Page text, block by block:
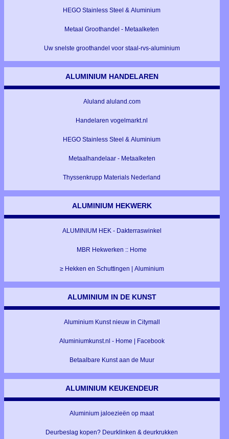
HEGO Stainless Steel & Aluminium
Metaal Groothandel - Metaalketen
Uw snelste groothandel voor staal-rvs-aluminium
ALUMINIUM HANDELAREN
Aluland aluland.com
Handelaren vogelmarkt.nl
HEGO Stainless Steel & Aluminium
Metaalhandelaar - Metaalketen
Thyssenkrupp Materials Nederland
ALUMINIUM HEKWERK
ALUMINIUM HEK - Dakterraswinkel
MBR Hekwerken :: Home
≥ Hekken en Schuttingen | Aluminium
ALUMINIUM IN DE KUNST
Aluminium Kunst nieuw in Citymall
Aluminiumkunst.nl - Home | Facebook
Betaalbare Kunst aan de Muur
ALUMINIUM KEUKENDEUR
Aluminium jaloezieën op maat
Deurbeslag kopen? Deurklinken & deurkrukken